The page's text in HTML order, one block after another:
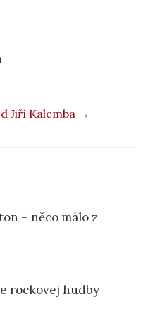
Jiří Kalemba →
– něco málo z
rockovej hudby